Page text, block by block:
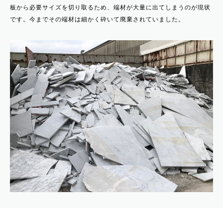
板から必要サイズを切り取るため、端材が大量に出てしまうのが現状
です。今までその端材は細かく砕いて廃棄されていました。